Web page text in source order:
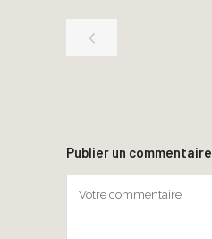
Publier un commentaire